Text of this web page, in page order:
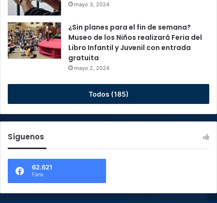
mayo 3, 2024
¿Sin planes para el fin de semana?
Museo de los Niños realizará Feria del
Libro Infantil y Juvenil con entrada
gratuita
mayo 2, 2024
Todos (185)
Síguenos
62.621
Fans